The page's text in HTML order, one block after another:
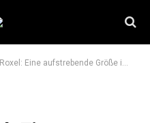
aufstrebende Größe im deutschen Journalismus